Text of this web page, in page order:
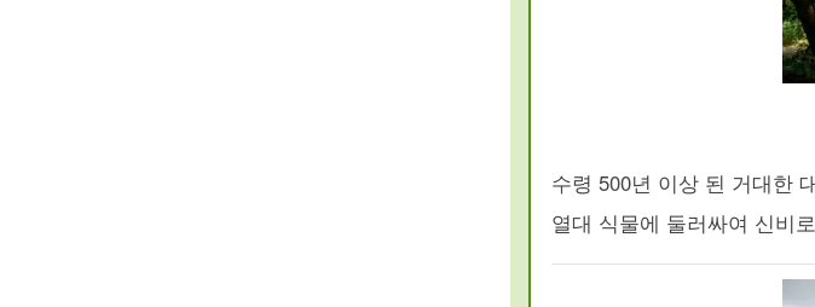
수령 500년 이상 된 거대한
열대 식물에 둘러싸여 신비